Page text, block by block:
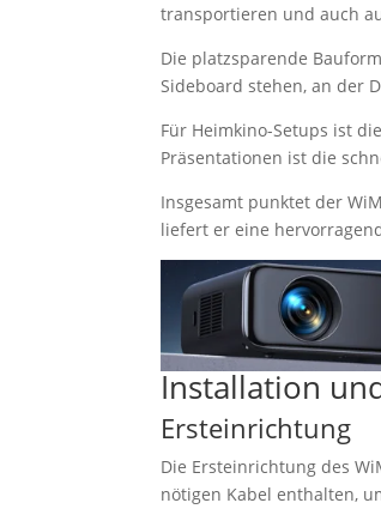
transportieren und auch
Die platzsparende
Sideboard stehen, an der
Für Heimkino-Setups ist
Präsentationen ist die
Insgesamt punktet der
liefert er eine
Installation
Ersteinrichtung
Die Ersteinrichtung des
nötigen Kabel enthalten,